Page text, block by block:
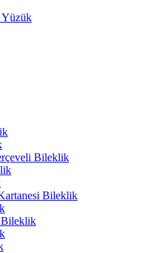
Yüzük
Bileklik
Bileklik